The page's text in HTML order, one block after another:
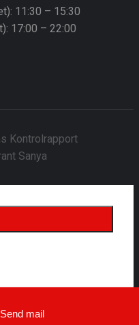
11:30 – 15:30
17:00 – 22:00
Kontrolrapport
Sanya
Send mail